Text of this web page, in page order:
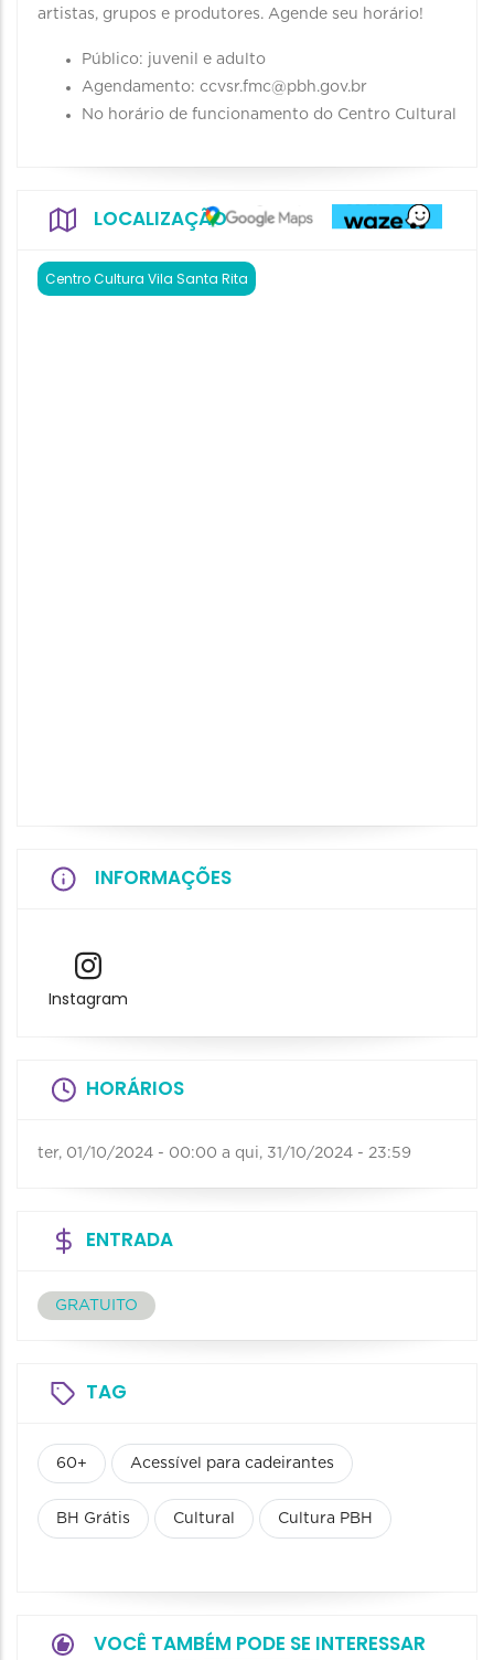
artistas, grupos e produtores. Agende seu horário!
Público: juvenil e adulto
Agendamento: ccvsr.fmc@pbh.gov.br
No horário de funcionamento do Centro Cultural
LOCALIZAÇÃO
Centro Cultura Vila Santa Rita
INFORMAÇÕES
Instagram
HORÁRIOS
ter, 01/10/2024 - 00:00 a qui, 31/10/2024 - 23:59
ENTRADA
GRATUITO
TAG
60+ Acessível para cadeirantes
BH Grátis Cultural Cultura PBH
VOCÊ TAMBÉM PODE SE INTERESSAR